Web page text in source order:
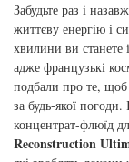
Забудьте раз і
життєву енергію і
хвилини ви станете
адже французькі
подбали про те, щоб
за будь-якої
концентрат-флюїд
Reconstruction
Subtil Design -
догляд
Subtil Design
збереження
Subtil Global Lift
Termix
Tico Professional
You Look